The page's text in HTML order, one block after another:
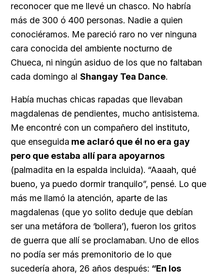
reconocer que me llevé un chasco. No habría
más de 300 ó 400 personas. Nadie a quien
conociéramos. Me pareció raro no ver ninguna
cara conocida del ambiente nocturno de
Chueca, ni ningún asiduo de los que no faltaban
cada domingo al Shangay Tea Dance.
Había muchas chicas rapadas que llevaban
magdalenas de pendientes, mucho antisistema.
Me encontré con un compañero del instituto,
que enseguida me aclaró que él no era gay
pero que estaba allí para apoyarnos
(palmadita en la espalda incluida). “Aaaah, qué
bueno, ya puedo dormir tranquilo”, pensé. Lo que
más me llamó la atención, aparte de las
magdalenas (que yo solito deduje que debían
ser una metáfora de ‘bollera’), fueron los gritos
de guerra que allí se proclamaban. Uno de ellos
no podía ser más premonitorio de lo que
sucedería ahora, 26 años después: “En los